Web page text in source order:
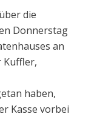
die
Donnerstag
an
Kuffler,
haben,
Kasse vorbei